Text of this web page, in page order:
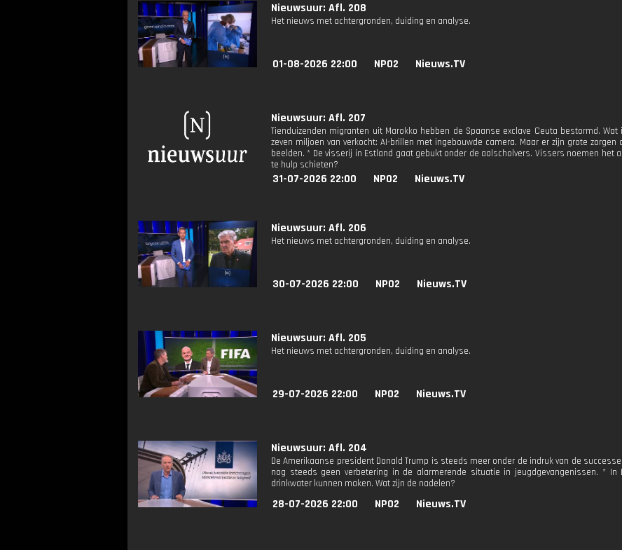
Nieuwsuur: Afl. 208
Het nieuws met achtergronden, duiding en analyse.
01-08-2026 22:00 NPO2 Nieuws.TV
Nieuwsuur: Afl. 207
Tienduizenden migranten uit Marokko hebben de Spaanse exclave Ceuta bestormd.
zeven miljoen van verkocht: AI-brillen met ingebouwde camera. Maar er zijn grote
beelden. * De visserij in Estland gaat gebukt onder de aalscholvers. Vissers noemen het
te hulp schieten?
31-07-2026 22:00 NPO2 Nieuws.TV
Nieuwsuur: Afl. 206
Het nieuws met achtergronden, duiding en analyse.
30-07-2026 22:00 NPO2 Nieuws.TV
Nieuwsuur: Afl. 205
Het nieuws met achtergronden, duiding en analyse.
29-07-2026 22:00 NPO2 Nieuws.TV
Nieuwsuur: Afl. 204
De Amerikaanse president Donald Trump is steeds meer onder de indruk van de
nog steeds geen verbetering in de alarmerende situatie in jeugdgevangenissen. * In
drinkwater kunnen maken. Wat zijn de nadelen?
28-07-2026 22:00 NPO2 Nieuws.TV